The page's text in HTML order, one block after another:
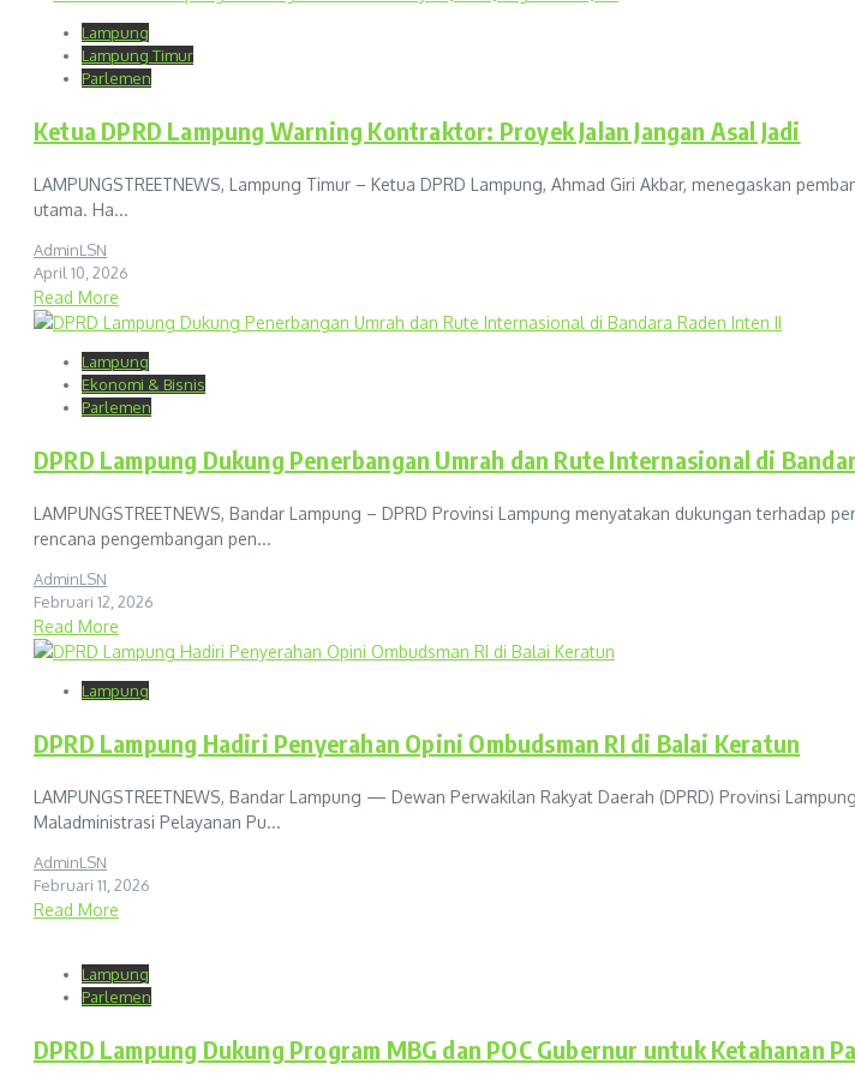
Lampung
Lampung Timur
Parlemen
Ketua DPRD Lampung Warning Kontraktor: Proyek Jalan Jangan Asal Jadi
LAMPUNGSTREETNEWS, Lampung Timur – Ketua DPRD Lampung, Ahmad Giri Akbar, menegaskan
utama. Ha...
AdminLSN
April 10, 2026
Read More
Lampung
Ekonomi & Bisnis
Parlemen
DPRD Lampung Dukung Penerbangan Umrah dan Rute Internasional di
LAMPUNGSTREETNEWS, Bandar Lampung – DPRD Provinsi Lampung menyatakan dukungan
rencana pengembangan pen...
AdminLSN
Februari 12, 2026
Read More
Lampung
DPRD Lampung Hadiri Penyerahan Opini Ombudsman RI di Balai Keratun
LAMPUNGSTREETNEWS, Bandar Lampung — Dewan Perwakilan Rakyat Daerah (DPRD) Provinsi
Maladministrasi Pelayanan Pu...
AdminLSN
Februari 11, 2026
Read More
Lampung
Parlemen
DPRD Lampung Dukung Program MBG dan POC Gubernur untuk Ketahanan